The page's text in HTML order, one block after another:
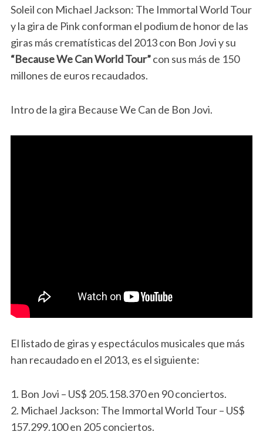
Soleil con Michael Jackson: The Immortal World Tour
y la gira de Pink conforman el podium de honor de las
giras más crematísticas del 2013 con Bon Jovi y su
“Because We Can World Tour”con sus más de 150
millones de euros recaudados.
Intro de la gira Because We Can de Bon Jovi.
El listado de giras y espectáculos musicales que más
han recaudado en el 2013, es el siguiente:
1. Bon Jovi – US$ 205.158.370 en 90 conciertos.
2. Michael Jackson: The Immortal World Tour – US$
157.299.100 en 205 conciertos.